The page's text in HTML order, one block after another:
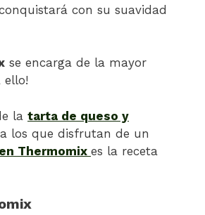
con su suavidad
se encarga de la mayor
ello!
la tarta de queso y
los que disfrutan de un
en Thermomix es la receta